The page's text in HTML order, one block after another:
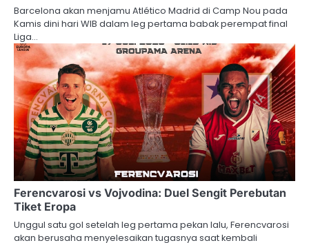
Barcelona akan menjamu Atlético Madrid di Camp Nou pada
Kamis dini hari WIB dalam leg pertama babak perempat final
Liga…
Ferencvarosi vs Vojvodina: Duel Sengit Perebutan
Tiket Eropa
Unggul satu gol setelah leg pertama pekan lalu, Ferencvarosi
akan berusaha menyelesaikan tugasnya saat kembali